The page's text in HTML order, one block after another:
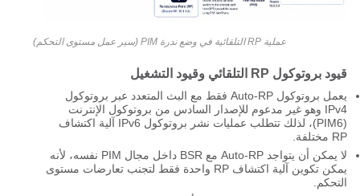
عملية RP التلقائية في وضع ندرة PIM (سير عمل مستوى التحكم)
قيود بروتوكول RP التلقائي وقيود التشغيل
يعمل بروتوكول Auto-RP فقط مع البث المتعدد عبر بروتوكول
IPv4 وهو غير مدعوم للإصدار السادس من بروتوكول الإنترنت
(PIM6)، لذلك تتطلب عمليات نشر بروتوكول IPv6 آلية اكتشاف
RP مختلفة.
لا يمكن أن يتواجد Auto-RP مع BSR داخل مجال PIM نفسه، لأنه
يمكن تكوين آلية اكتشاف RP واحدة فقط لتجنب تعارضات مستوى
التحكم.